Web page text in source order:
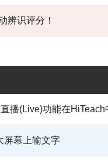
辨识评分！
播(Live)功能在HiTeach
屏幕上输文字